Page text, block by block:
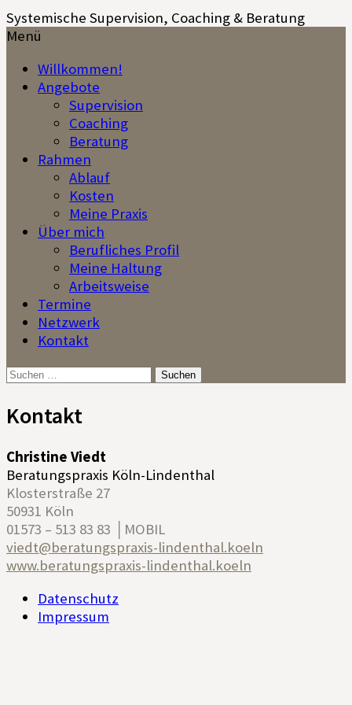
zum
Inhalt
Systemische Supervision, Coaching & Beratung
Menü
Willkommen!
Angebote
Supervision
Coaching
Beratung
Rahmen
Ablauf
Kosten
Meine Praxis
Über mich
Berufliches Profil
Meine Haltung
Arbeitsweise
Termine
Netzwerk
Kontakt
Suchen
Kontakt
Christine Viedt
Beratungspraxis Köln-Lindenthal
Klosterstraße 27
50931 Köln
01573 – 513 83 83 │MOBIL
viedt@beratungspraxis-lindenthal.koeln
www.beratungspraxis-lindenthal.koeln
Datenschutz
Impressum